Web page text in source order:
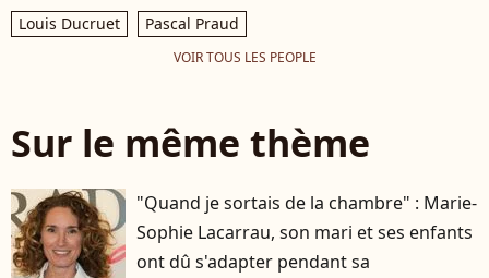
Louis Ducruet
Pascal Praud
VOIR TOUS LES PEOPLE
Sur le même thème
"Quand je sortais de la chambre" : Marie-
Sophie Lacarrau, son mari et ses enfants
ont dû s'adapter pendant sa